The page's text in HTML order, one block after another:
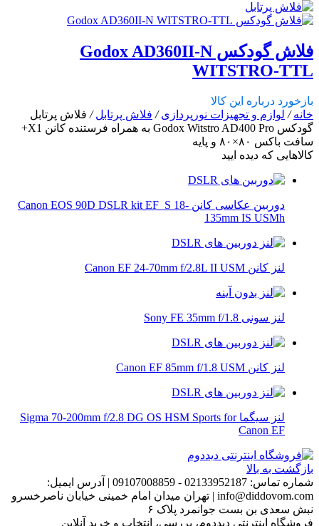
فلاش گودکس Godox AD360II-N
WITSTRO-TTL
بازخورد درباره این کالا
خانه/ لوازم و تجهیزات نورپردازی/ فلاش پرتابل/ فلاش پرتابل
گودکس Godox Witstro AD400 Pro به همراه فرستنده کانن X1+
سافت باکس ۸۰×۸۰ و پایه
کالاهایی که دیده ایید
دوربین عکاسی کانن Canon EOS 90D DSLR kit EF_S 18-
135mm IS USMh
لنز کانن Canon EF 24-70mm f/2.8L II USM
لنز سونی Sony FE 35mm f/1.8
لنز کانن Canon EF 85mm f/1.8 USM
لنز سیگما Sigma 70-200mm f/2.8 DG OS HSM Sports for
Canon EF
بازگشت به بالا
شماره تماس: 02133952187 - 09107008859
آدرس ایمیل:
info@diddovom.com
تهران میدان امام خمینی خیابان ناصرخسرو
نبش سعدی بن بست جوانمرد پلاک ۶
فروشگاه اینترنتی دیددوم، بررسی، انتخاب و خرید آنلاین